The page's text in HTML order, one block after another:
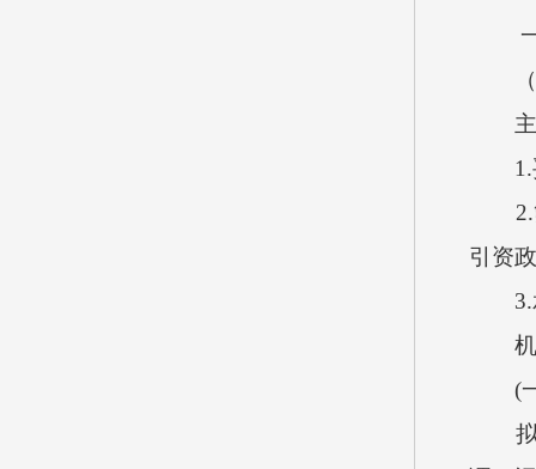
一
（
主
1.妥
2.筛
引资
3.承
机构
(一)
拟定